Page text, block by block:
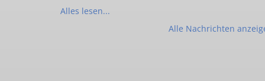
Alles lesen...
Alle Nachrichten